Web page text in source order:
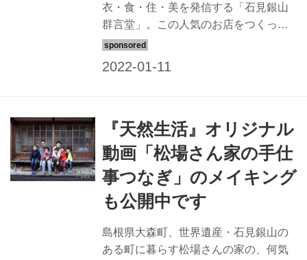
衣・食・住・美を発信する「石見銀山
群言堂」。この人気のお店をつくった
松場登美さんに、地元周辺のお気に入
『天然生活』オリジナル
動画「松場さん家の手仕
事つなぎ」のメイキング
も公開中です
島根県大森町、世界遺産・石見銀山の
ある町に暮らす松場さんの家の、何気